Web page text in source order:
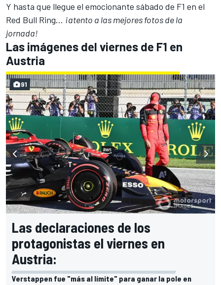
Y hasta que llegue el emocionante sábado de F1 en el
Red Bull Ring... ¡atento a las mejores fotos de la
jornada!
Las imágenes del viernes de F1 en
Austria
91
Las declaraciones de los
protagonistas el viernes en
Austria:
Verstappen fue "más al límite" para ganar la pole en